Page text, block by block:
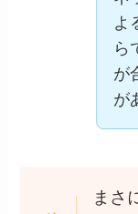
よ
ら
が
が
まさ